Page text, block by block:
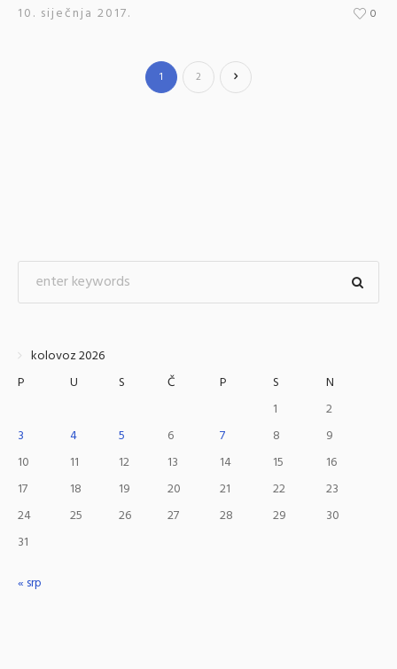
10. siječnja 2017.
0
1 2
kolovoz 2026
P
U S Č P S
N
1
2
3
4 5 6 7 8
9
10
11 12 13 14 15
16
17
18 19 20 21 22
23
24
25 26 27 28 29
30
31
« srp